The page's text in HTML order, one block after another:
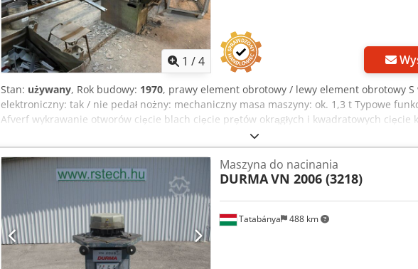
1 /4
Stan: używany, Rok budowy: 1970, prawy element obrotowy / lewy element obrotowy S
elektroniczny: tak / nie pedał nożny: mechaniczny masa maszyny: ok. 1,3 t Typowe
Afverf wykrawanie otworów cięcie blach cięcie prętów okrągłych i kwadratowych cięcie
wykrawanie Najważniejsze dane techniczne: siła wykrawania: ok. 35 ton (350 kN)
mm pręt okrągły: do 30 mm pręt kwadratowy: do 28 mm wykrawanie otworów: np. do
stali o grubości 10 mm (w zależności od narzędzia i wytrzymałości materiału) BFL 350
bardzo wytrzymałą maszynę. Wiele egzemplarzy z początku lat 80. nadal jest w użyciu,
regularnego serwisowania układu hydraulicznego i prowadnic. Części zamienne oraz
częściowo nadal dostępne lub mogą być odtworzone.
Tatabánya 488 km
Maszyna do nacinania
DURMAVN 2006 (3218)